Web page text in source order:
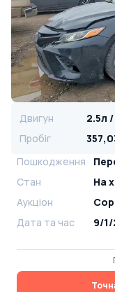
Двигун 2.5л
Пробіг
Пошкодження
Стан
На
Аукціон
Дата та час
9/